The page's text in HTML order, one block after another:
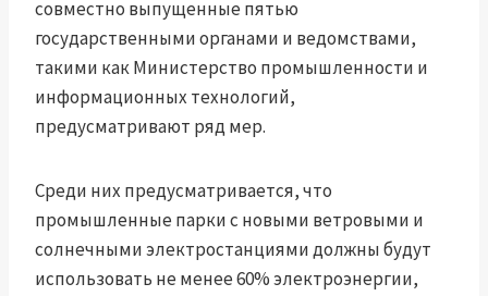
совместно выпущенные пятью
государственными органами и ведомствами,
такими как Министерство промышленности и
информационных технологий,
предусматривают ряд мер.
Среди них предусматривается, что
промышленные парки с новыми ветровыми и
солнечными электростанциями должны будут
использовать не менее 60% электроэнергии,